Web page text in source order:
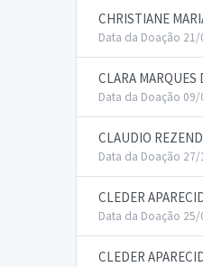
CHRISTIANE
Data da Doação
CLARA MARQUES
Data da Doação
CLAUDIO
Data da Doação
CLEDER
Data da Doação
CLEDER